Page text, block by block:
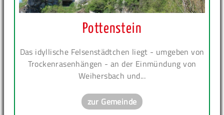
Pottenstein
Das idyllische Felsenstädtchen liegt - umgeben von
Trockenrasenhängen - an der Einmündung von
Weihersbach und...
zur Gemeinde